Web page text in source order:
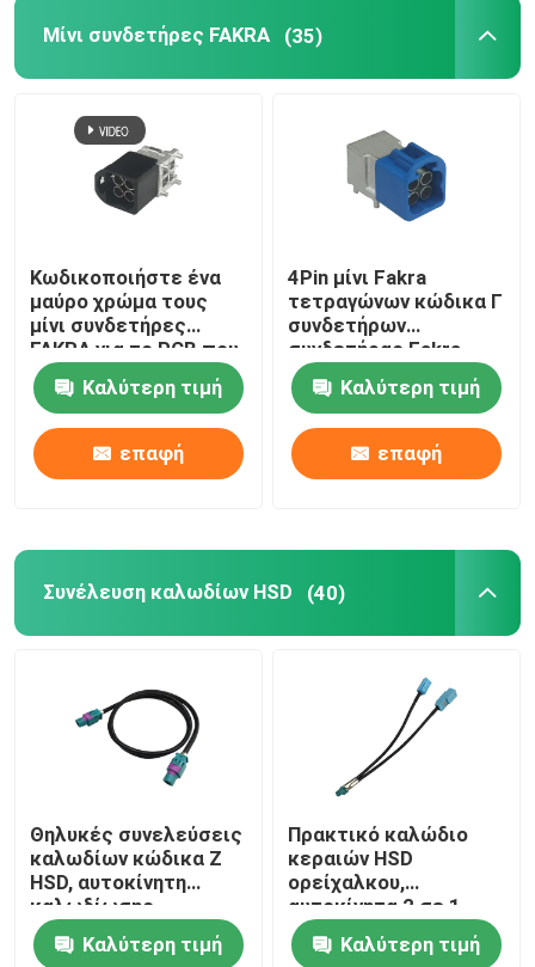
Μίνι συνδετήρες FAKRA (35)
Κωδικοποιήστε ένα
μαύρο χρώμα τους
μίνι συνδετήρες
FAKRA για το PCB που
η σωστή γωνία
τοποθετείΚαλύτερη τιμή
επαφή
4Pin μίνι Fakra
τετραγώνων κώδικα Γ
συνδετήρων
συνδετήρας Fakra
σωστής γωνίας μίνι
για το PCBΚαλύτερη τιμή
επαφή
Συνέλευση καλωδίων HSD (40)
Θηλυκές συνελεύσεις
καλωδίων κώδικα Ζ
HSD, αυτοκίνητη
καλωδίωσης
συνέλευση λουριών
ΣΥΝΕΧΟΎΣ 6GHz HSD
Καλύτερη τιμή
Πρακτικό καλώδιο
κεραιών HSD
ορείχαλκου,
αυτοκίνητα 2 σε 1
καλώδιο GVIF
Καλύτερη τιμή